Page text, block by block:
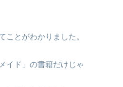
ことがわかりました。
イド」の書籍だけじゃ